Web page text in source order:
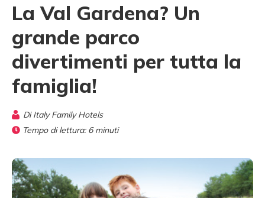
La Val Gardena? Un
grande parco
divertimenti per tutta la
famiglia!
DiItaly Family Hotels
Tempo di lettura: 6 minuti